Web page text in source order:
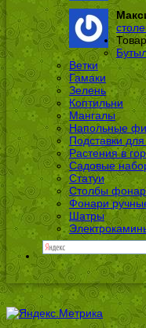
Ветки
Гамаки
Зелень
Коптильни
Мангалы
Напольные
Подставки
Растения в
Садовые
Статуи
Столбы
Фонари
Шатры